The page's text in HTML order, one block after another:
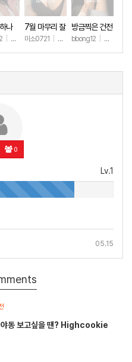
나
07.31+90
7월 마무리 잘
하세요🫶
미소0721 07.31+266
방금찍은 건전
한 일상샷
bbong12 07.28
0
Lv.1
05.15
야동 보고싶을 땐? Highcookie